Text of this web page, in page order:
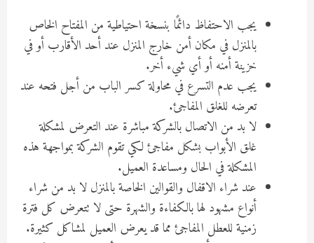
يجب الاحتفاظ دائمًا بنسخة احتياطية من المفتاح الخاص
بالمنزل في مكان أمن خارج المنزل عند أحد الأقارب أو في
خزينة أمنه أو أي شيء أخر.
يجب عدم التسرع في محاولة كسر الباب من أجل فتحه عند
تعرضه للغلق المفاجئ.
لا بد من الاتصال بالشركة مباشرة عند التعرض لمشكلة
غلق الأبواب بشكل مفاجئ لكي تقوم الشركة بمواجهة هذه
المشكلة في الحال ومساعدة العميل.
عند شراء الاقفال والقوالين الخاصة بالمنزل لا بد من شراء
أنواع مشهود لها بالكفاءة والشهرة حتى لا تتعرض كل فترة
زمنية للعطل المفاجئ مما قد يعرض العميل لمشاكل كثيرة.